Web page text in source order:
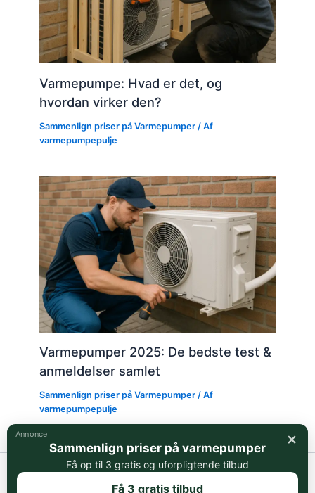
Varmepumpe: Hvad er det, og
hvordan virker den?
Sammenlign priser på Varmepumper / Af
varmepumpepulje
Varmepumper 2025: De bedste test &
anmeldelser samlet
Sammenlign priser på Varmepumper / Af
varmepumpepulje
Copyright © 2026 Varmepumpepuljen.dk | Powered by
Astra
×
Annonce
Sammenlign priser på varmepumper
Få op til 3 gratis og uforpligtende tilbud
Få 3 gratis tilbud